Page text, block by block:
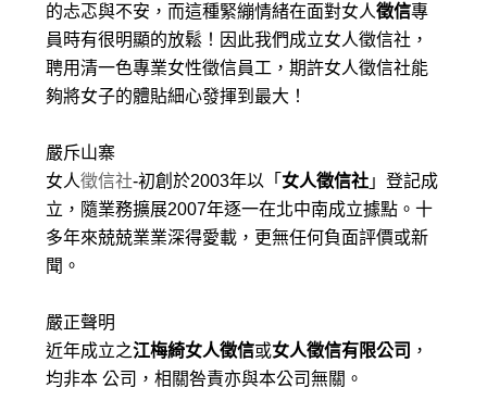
的忐忑與不安，而這種緊繃情緒在面對女人徵信專
員時有很明顯的放鬆！因此我們成立女人徵信社，
聘用清一色專業女性徵信員工，期許女人徵信社能
夠將女子的體貼細心發揮到最大 ！
嚴斥山寨
女人徵信社-初創於2003年以「 女人徵信社 」登記成
立，隨業務擴展2007年逐一在北中南成立據點。十
多年來兢兢業業深得愛載，更無任何負面評價或新
聞。
嚴正聲明
近年成立之江梅綺女人徵信或女人徵信有限公司 ，
均非本 公司，相關咎責亦與本公司無關。